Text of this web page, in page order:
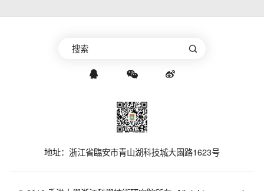
地址：浙江省臨安市青山湖科技城大園路1623号